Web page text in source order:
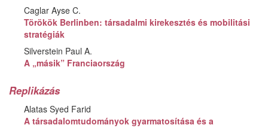
Caglar Ayse C.
Törökök Berlinben: társadalmi kirekesztés és mobilitási
stratégiák
Silverstein Paul A.
A „másik” Franciaország
Replikázás
Alatas Syed Farid
A társadalomtudományok gyarmatosítása és a